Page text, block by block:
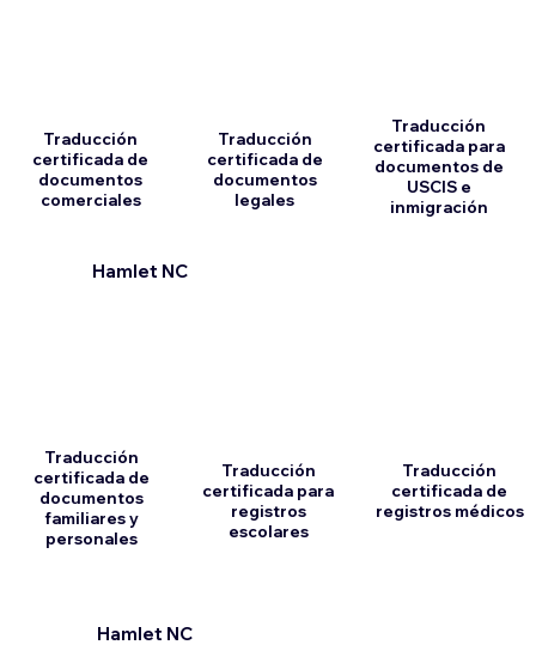
Hamlet NC
Traducción
certificada de
documentos
comerciales
Traducción
certificada de
documentos
familiares y
personales
Traducción
certificada de
documentos
legales
Traducción
certificada para
registros
escolares
Hamlet NC
Traducción
certificada para
documentos de
USCIS e
inmigración
Traducción
certificada de
registros médicos